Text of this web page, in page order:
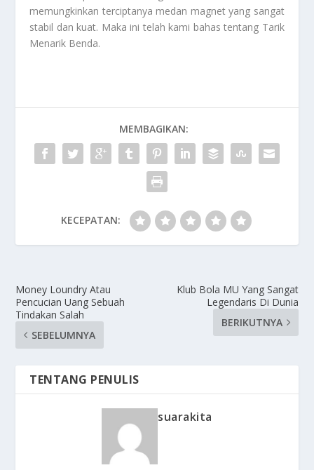
memungkinkan terciptanya medan magnet yang sangat
stabil dan kuat. Maka ini telah kami bahas tentang Tarik
Menarik Benda.
MEMBAGIKAN:
KECEPATAN:
Money Loundry Atau
Pencucian Uang Sebuah
Tindakan Salah
SEBELUMNYA
Klub Bola MU Yang Sangat
Legendaris Di Dunia
BERIKUTNYA
TENTANG PENULIS
suarakita